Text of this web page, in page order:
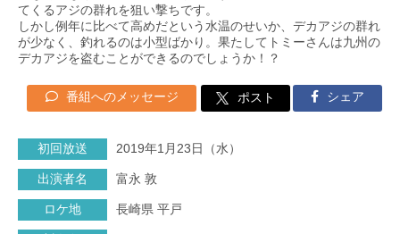
てくるアジの群れを狙い撃ちです。
しかし例年に比べて高めだという水温のせいか、デカアジの群れ
が少なく、釣れるのは小型ばかり。果たしてトミーさんは九州の
デカアジを盗むことができるのでしょうか！？
番組へのメッセージ ポスト シェア
初回放送 2019年1月23日（水）
出演者名 富永 敦
ロケ地 長崎県 平戸